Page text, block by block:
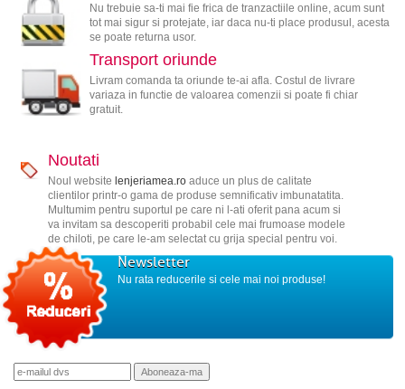
Nu trebuie sa-ti mai fie frica de tranzactiile online, acum sunt
tot mai sigur si protejate, iar daca nu-ti place produsul, acesta
se poate returna usor.
Transport oriunde
Livram comanda ta oriunde te-ai afla. Costul de livrare
variaza in functie de valoarea comenzii si poate fi chiar
gratuit.
Noutati
Noul website lenjeriamea.roaduce un plus de calitate
clientilor printr-o gama de produse semnificativ imbunatatita.
Multumim pentru suportul pe care ni l-ati oferit pana acum si
va invitam sa descoperiti probabil cele mai frumoase modele
de chiloti, pe care le-am selectat cu grija special pentru voi.
Newsletter
Nu rata reducerile si cele mai noi produse!